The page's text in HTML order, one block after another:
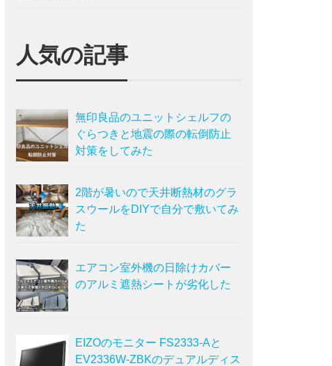
人気の記事
無印良品のユニットシェルフの
ぐらつきと地震の際の転倒防止
対策をしてみた
2階が暑いので天井断熱材のグラ
スウールをDIYで自分で敷いてみ
た
エアコン室外機の日除けカバー
のアルミ遮熱シートが劣化した
EIZOのモニター FS2333-Aと
EV2336W-ZBKのデュアルディス